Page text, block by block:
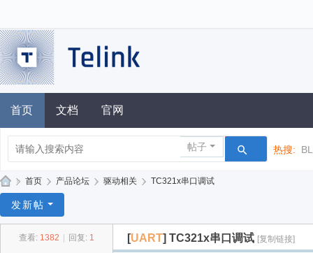
首页 文档 官网
帖子 热搜:
凌
» 首页 › 产品论坛 › 驱动相关 › TC321x串口调试
发新帖
查看: 1382 回复: 1 [UART] TC321x串口调试 [复制链接]